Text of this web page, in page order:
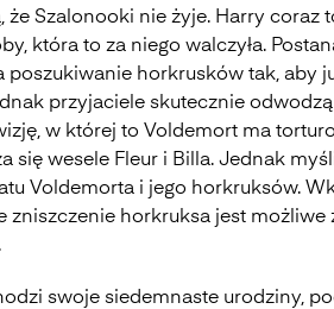
że Szalonooki nie żyje. Harry coraz
która to za niego walczyła.
poszukiwanie horkrusków tak, aby
przyjaciele skutecznie
w której to Voldemort ma
się wesele Fleur i Billa. Jednak
Voldemorta i jego horkruksów.
zniszczenie horkruksa jest możliwe
swoje siedemnaste urodziny,